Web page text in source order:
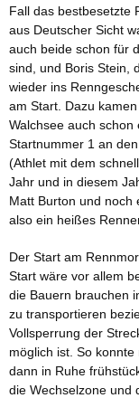
Fall das bestbesetzte
aus Deutscher Sicht
auch beide schon für
sind, und Boris Stein,
wieder ins
am Start. Dazu
Walchsee auch
Startnummer 1 an
(Athlet mit dem
Jahr und in diesem
Matt Burton und noch
also ein heißes
Der Start am
Start wäre vor allem
die Bauern brauchen
zu transportieren
Vollsperrung der
möglich ist. So
dann in Ruhe
die Wechselzone und